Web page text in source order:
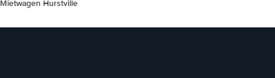
Mietwagen Hurstville